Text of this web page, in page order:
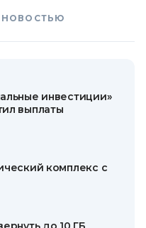
НОВОСТЬЮ
инвестиции»
выплаты
комплекс с